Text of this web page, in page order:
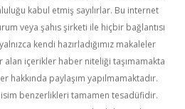
kabul etmiş sayılırlar. Bu internet
veya şahıs şirketi ile hiçbir bağlantısı
kendi hazırladığımız makaleler
alan içerikler haber niteliği taşımamakta
hakkında paylaşım yapılmamaktadır.
benzerlikleri tamamen tesadüfidir.